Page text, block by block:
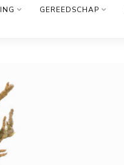
GEREEDSCHAP